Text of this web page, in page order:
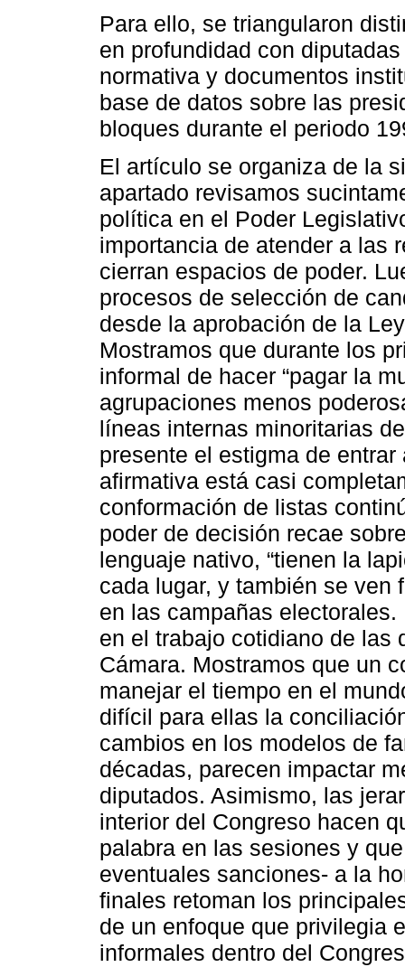
Para ello, se triangularon
en profundidad con
normativa y documentos
base de datos sobre las
bloques durante el periodo
El artículo se organiza de la
apartado revisamos
política en el Poder
importancia de atender a las
cierran espacios de poder.
procesos de selección de
desde la aprobación de la
Mostramos que durante los
informal de hacer “pagar la
agrupaciones menos
líneas internas minoritarias
presente el estigma de
afirmativa está casi
conformación de listas
poder de decisión recae
lenguaje nativo, “tienen la
cada lugar, y también se ven
en las campañas
en el trabajo cotidiano de las
Cámara. Mostramos que un
manejar el tiempo en el
difícil para ellas la
cambios en los modelos de
décadas, parecen impactar
diputados. Asimismo, las
interior del Congreso hacen
palabra en las sesiones y
eventuales sanciones- a la
finales retoman los
de un enfoque que privilegia
informales dentro del